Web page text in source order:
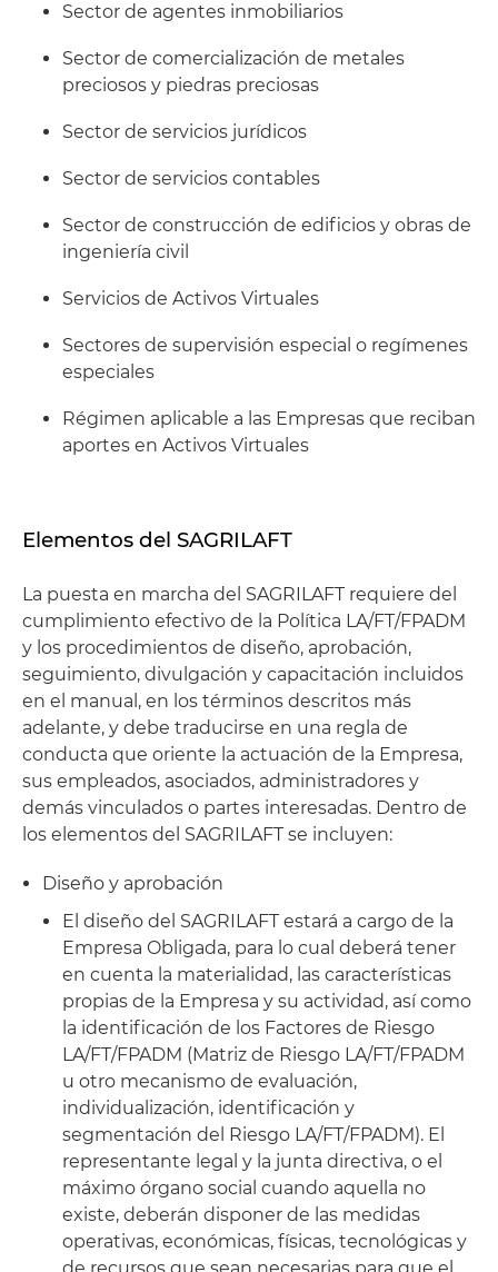
Sector de agentes inmobiliarios
Sector de comercialización de metales
preciosos y piedras preciosas
Sector de servicios jurídicos
Sector de servicios contables
Sector de construcción de edificios y obras de
ingeniería civil
Servicios de Activos Virtuales
Sectores de supervisión especial o regímenes
especiales
Régimen aplicable a las Empresas que reciban
aportes en Activos Virtuales
Elementos del SAGRILAFT
La puesta en marcha del SAGRILAFT requiere del
cumplimiento efectivo de la Política LA/FT/FPADM
y los procedimientos de diseño, aprobación,
seguimiento, divulgación y capacitación incluidos
en el manual, en los términos descritos más
adelante, y debe traducirse en una regla de
conducta que oriente la actuación de la Empresa,
sus empleados, asociados, administradores y
demás vinculados o partes interesadas. Dentro de
los elementos del SAGRILAFT se incluyen:
Diseño y aprobación
El diseño del SAGRILAFT estará a cargo de la
Empresa Obligada, para lo cual deberá tener
en cuenta la materialidad, las características
propias de la Empresa y su actividad, así como
la identificación de los Factores de Riesgo
LA/FT/FPADM (Matriz de Riesgo LA/FT/FPADM
u otro mecanismo de evaluación,
individualización, identificación y
segmentación del Riesgo LA/FT/FPADM). El
representante legal y la junta directiva, o el
máximo órgano social cuando aquella no
existe, deberán disponer de las medidas
operativas, económicas, físicas, tecnológicas y